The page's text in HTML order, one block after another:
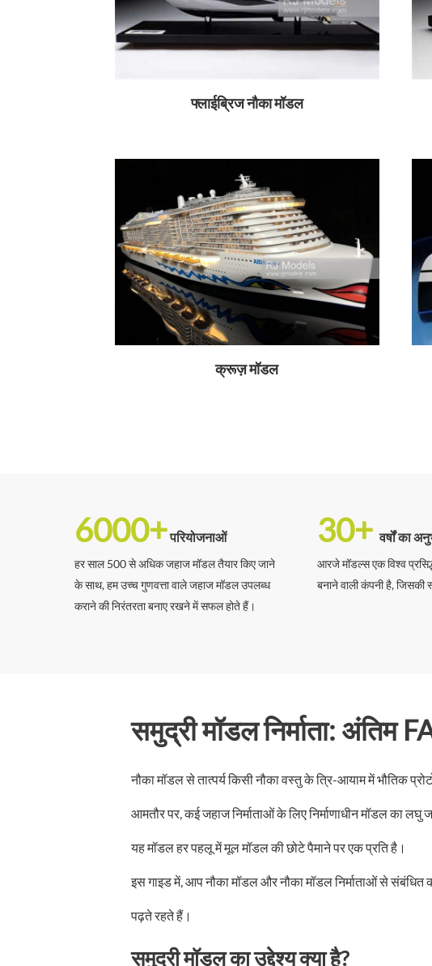
फ्लाईब्रिज नौका मॉडल
क्रूज़ मॉडल
6000+परियोजनाओं
हर साल 500 से अधिक जहाज मॉडल तैयार किए जाने
के साथ, हम उच्च गुणवत्ता वाले जहाज मॉडल उपलब्ध
कराने की निरंतरता बनाए रखने में सफल होते हैं।
30+वर्षों का
आरजे मॉडल्स एक विश्व
बनाने वाली कंपनी है, जिसकी
समुद्री मॉडल निर्माता: अंतिम
नौका मॉडल से तात्पर्य किसी नौका वस्तु के त्रि-आयाम में भौतिक
आमतौर पर, कई जहाज निर्माताओं के लिए निर्माणाधीन मॉडल का लघु
यह मॉडल हर पहलू में मूल मॉडल की छोटे पैमाने पर एक प्रति है।
इस गाइड में, आप नौका मॉडल और नौका मॉडल निर्माताओं से
पढ़ते रहते हैं।
समुद्री मॉडल का उद्देश्य क्या है?